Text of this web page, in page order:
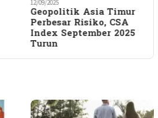
12/09/2025
Geopolitik Asia Timur
Perbesar Risiko, CSA
Index September 2025
Turun